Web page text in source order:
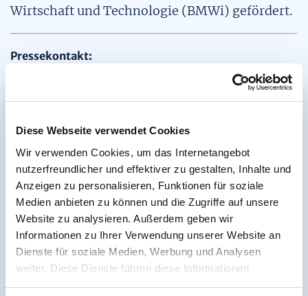
Diese Webseite verwendet Cookies
Wir verwenden Cookies, um das Internetangebot
nutzerfreundlicher und effektiver zu gestalten, Inhalte und
Anzeigen zu personalisieren, Funktionen für soziale
Medien anbieten zu können und die Zugriffe auf unsere
Website zu analysieren. Außerdem geben wir
Informationen zu Ihrer Verwendung unserer Website an
Dienste für soziale Medien, Werbung und Analysen
weiter. Diese Dienste führen diese Informationen
möglicherweise mit weiteren Daten zusammen, die Sie
Wirtschaft und Technologie (BMWi) gefördert.
Pressekontakt:
Deutsche Energie-Agentur GmbH (dena),
Christian Müller, Chausseestraße 128 a, 10115
Berlin
Tel: +49 (0)30 72 61 65-640, Fax: +49 (0)30 72
61 65-699, E-Mail: presse@dena.de,
Internet:www.dena.de